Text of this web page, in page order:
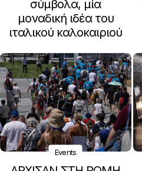
σύμβολα, μία
μοναδική ιδέα του
ιταλικού καλοκαιριού
Events